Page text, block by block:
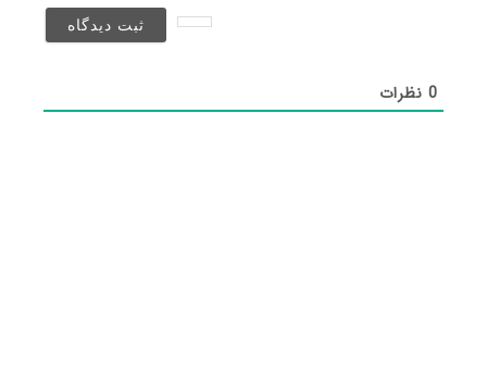
0نظرات